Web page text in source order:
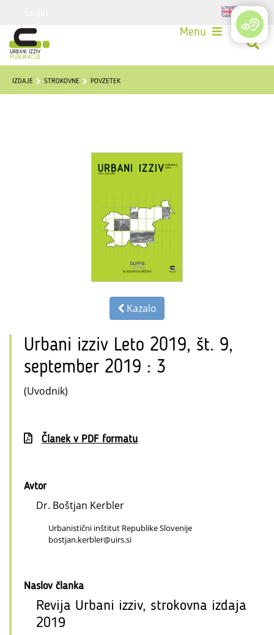
Menu
IZDAJE STROKOVNE POVZETEK
Kazalo
Urbani izziv Leto 2019, št. 9,
september 2019 : 3
(Uvodnik)
Članek v PDF formatu
Avtor
Dr. Boštjan Kerbler
Urbanistični inštitut Republike Slovenije
bostjan.kerbler@uirs.si
Naslov članka
Revija Urbani izziv, strokovna izdaja
2019